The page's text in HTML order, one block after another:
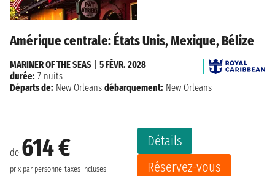
Amérique centrale: États Unis, Mexique, Bélize
de 614 €
prix par personne taxes incluses
Détails
Réservez-vous
MARINER OF THE SEAS
5 FÉVR. 2028
durée: 7 nuits
Départs de: New Orleans débarquement: New Orleans